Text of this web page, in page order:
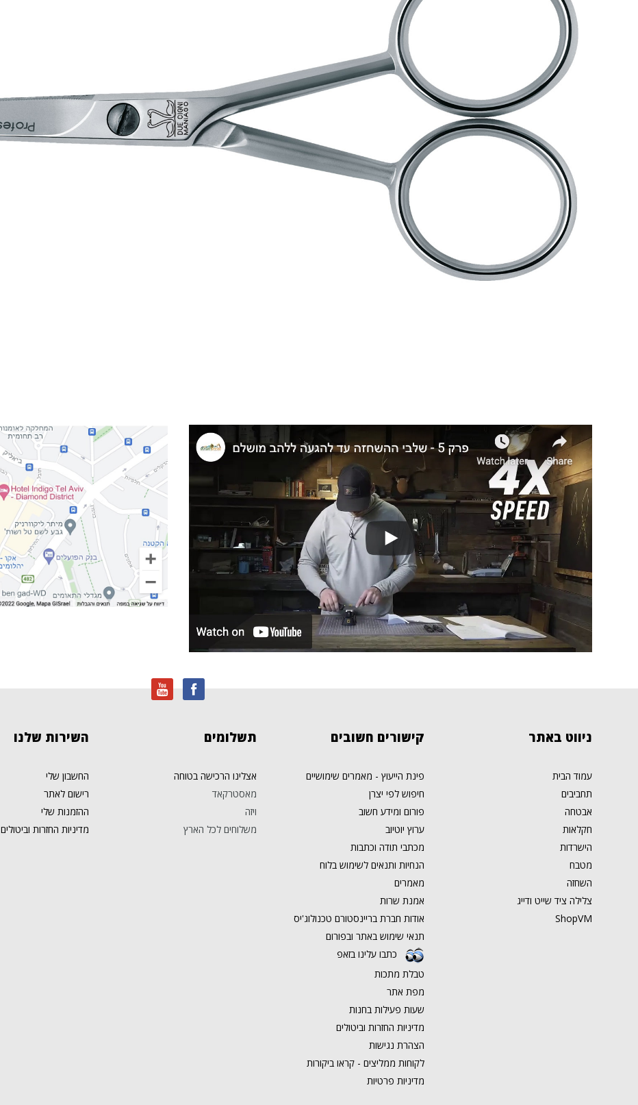
ניווט באתר
עמוד הבית
תחביבים
אבטחה
חקלאות
הישרדות
מטבח
השחזה
צלילה ציד שייט ודייג
ShopVM
קישורים חשובים
פינת הייעוץ - מאמרים שימושיים
חיפוש לפי יצרן
פורום ומידע חשוב
ערוץ יוטיוב
מכתבי תודה וכתבות
הנחיות ותנאים לשימוש בלוח
מאמרים
אמנת שרות
אודות חברת בריינסטורם טכנולוג'יס
תנאי שימוש באתר ובפורום
כתבו עלינו בזאפ
טבלת מתכות
מפת אתר
שעות פעילות בחנות
מדיניות החזרות וביטולים
הצהרת נגישות
לקוחות ממליצים - קראו ביקורות
מדיניות פרטיות
תשלומים
אצלינו הרכישה בטוחה
מאסטרקאד
ויזה
משלוחים לכל הארץ
השירות שלנו
החשבון שלי
רישום לאתר
ההזמנות שלי
מדיניות החזרות וביטולים